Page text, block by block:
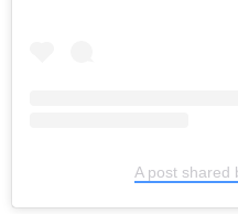
A post shared